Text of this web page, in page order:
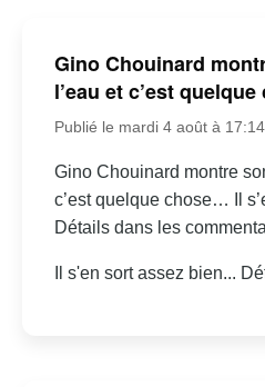
Gino Chouinard
l’eau et c’est
Publié le mardi 4 août à 17:14
Gino Chouinard montre
c’est quelque chose… Il
Détails dans les
Il s'en sort assez bien...